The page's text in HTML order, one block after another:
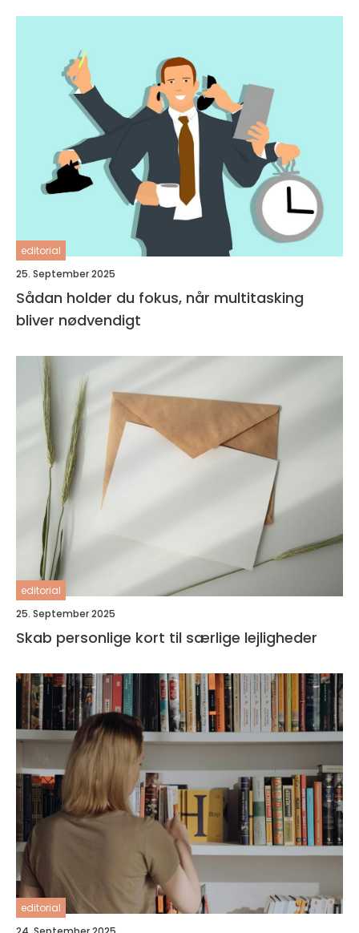
editorial
25. September 2025
Sådan holder du fokus, når multitasking
bliver nødvendigt
editorial
25. September 2025
Skab personlige kort til særlige lejligheder
editorial